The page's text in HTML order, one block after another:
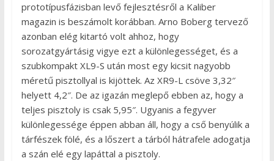
prototípusfázisban levő fejlesztésről a Kaliber
magazin is beszámolt korábban. Arno Boberg tervező
azonban elég kitartó volt ahhoz, hogy
sorozatgyártásig vigye ezt a különlegességet, és a
szubkompakt XL9-S után most egy kicsit nagyobb
méretű pisztollyal is kijöttek. Az XR9-L csöve 3,32″
helyett 4,2″. De az igazán meglepő ebben az, hogy a
teljes pisztoly is csak 5,95″. Ugyanis a fegyver
különlegessége éppen abban áll, hogy a cső benyúlik a
tárfészek fölé, és a lőszert a tárból hátrafele adogatja
a szán elé egy lapáttal a pisztoly.